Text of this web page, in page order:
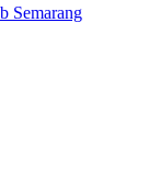
Semarang